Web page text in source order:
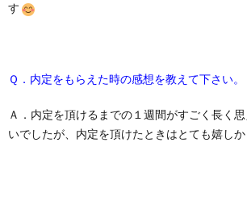
す
Ｑ．内定をもらえた時の感想を教えて下さい。
Ａ．内定を頂けるまでの１週間がすごく長く
いでしたが、内定を頂けたときはとても嬉し